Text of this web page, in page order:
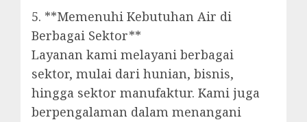
5. **Memenuhi Kebutuhan Air di
Berbagai Sektor**
Layanan kami melayani berbagai
sektor, mulai dari hunian, bisnis,
hingga sektor manufaktur. Kami juga
berpengalaman dalam menangani